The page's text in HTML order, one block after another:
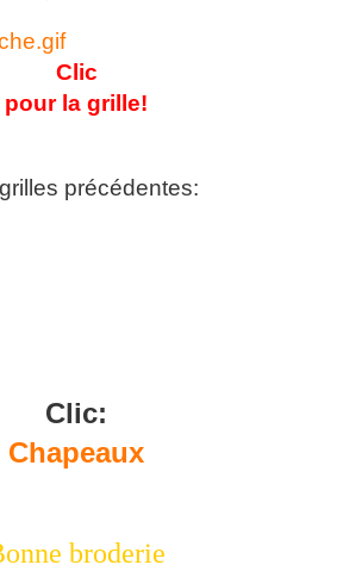
Clic
pour la grille!
précédentes:
Clic:
Chapeaux
broderie